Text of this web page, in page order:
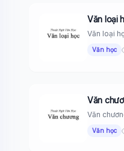
Văn loại
Văn loại
Văn học
Văn
Văn
Văn học